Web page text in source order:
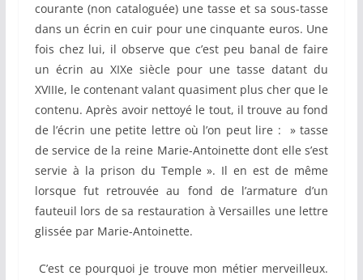
courante (non cataloguée) une tasse et sa sous-tasse
dans un écrin en cuir pour une cinquante euros. Une
fois chez lui, il observe que c’est peu banal de faire
un écrin au XIXe siècle pour une tasse datant du
XVIIIe, le contenant valant quasiment plus cher que le
contenu. Après avoir nettoyé le tout, il trouve au fond
de l’écrin une petite lettre où l’on peut lire : » tasse
de service de la reine Marie-Antoinette dont elle s’est
servie à la prison du Temple ». Il en est de même
lorsque fut retrouvée au fond de l’armature d’un
fauteuil lors de sa restauration à Versailles une lettre
glissée par Marie-Antoinette.
C’est ce pourquoi je trouve mon métier merveilleux.